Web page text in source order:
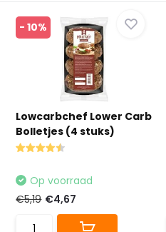
- 10%
Lowcarbchef Lower Carb
Bolletjes (4 stuks)
Op voorraad
€5,19 €4,67